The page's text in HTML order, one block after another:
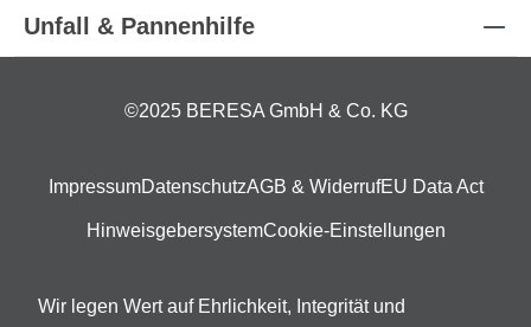
Unfall & Pannenhilfe
©2025 BERESA GmbH & Co. KG
ImpressumDatenschutzAGB & WiderrufEU Data Act
HinweisgebersystemCookie-Einstellungen
Wir legen Wert auf Ehrlichkeit, Integrität und